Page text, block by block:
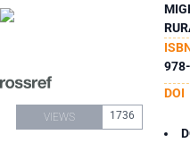
VIEWS 1736
DOI